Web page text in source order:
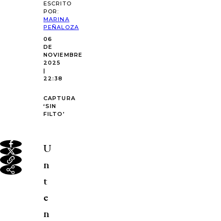
ESCRITO
POR:
MARINA
PEÑALOZA
06
DE
NOVIEMBRE
2025
|
22:38
CAPTURA
‘SIN
FILTO’
U
n
t
e
n